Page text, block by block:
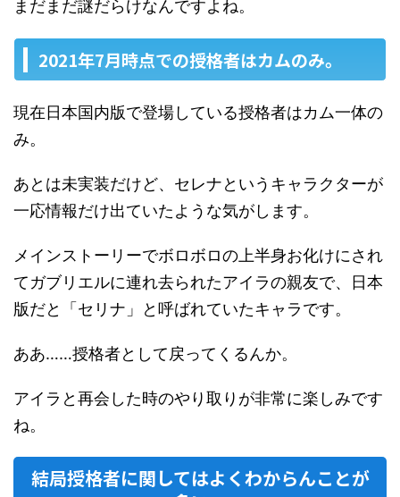
まだまだ謎だらけなんですよね。
2021年7月時点での授格者はカムのみ。
現在日本国内版で登場している授格者はカム一体の
み。
あとは未実装だけど、セレナというキャラクターが
一応情報だけ出ていたような気がします。
メインストーリーでボロボロの上半身お化けにされ
てガブリエルに連れ去られたアイラの親友で、日本
版だと「セリナ」と呼ばれていたキャラです。
ああ……授格者として戻ってくるんか。
アイラと再会した時のやり取りが非常に楽しみです
ね。
結局授格者に関してはよくわからんことが